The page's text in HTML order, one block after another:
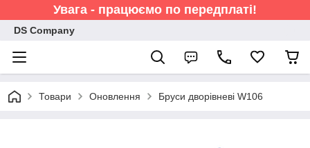
Увага - працюємо по передплаті!
DS Company
Товари Оновлення Бруси дворівневі W106